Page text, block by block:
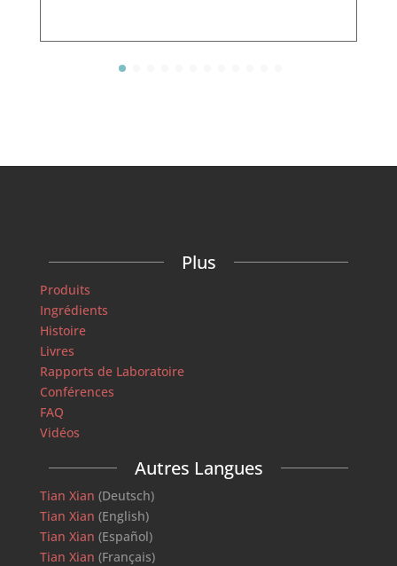
Plus
Produits
Ingrédients
Histoire
Livres
Rapports de Laboratoire
Conférences
FAQ
Vidéos
Autres Langues
Tian Xian (Deutsch)
Tian Xian (English)
Tian Xian (Español)
Tian Xian (Français)